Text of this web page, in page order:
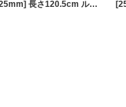
[25mm] 長さ120.5cm ルミナスポール4本組